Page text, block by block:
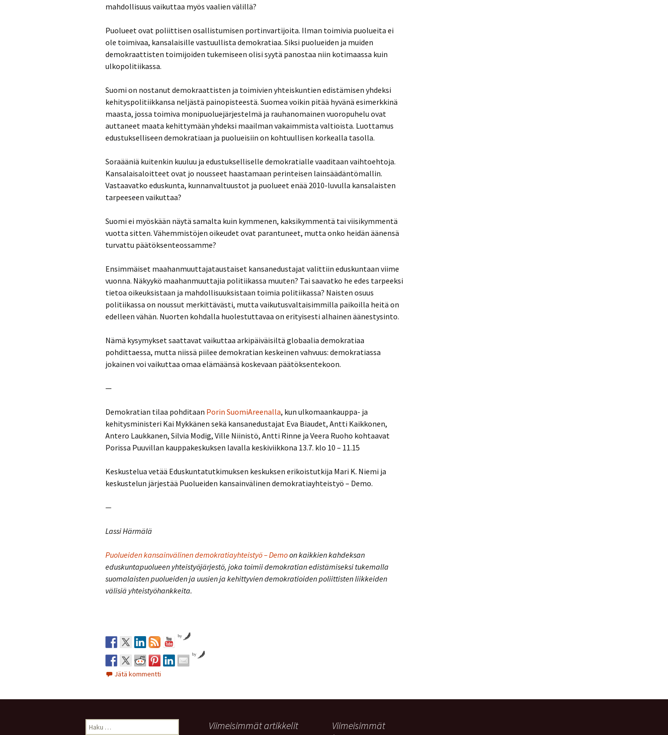
mahdollisuus vaikuttaa myös vaalien välillä?
Puolueet ovat poliittisen osallistumisen portinvartijoita. Ilman toimivia puolueita ei
ole toimivaa, kansalaisille vastuullista demokratiaa. Siksi puolueiden ja muiden
demokraattisten toimijoiden tukemiseen olisi syytä panostaa niin kotimaassa kuin
ulkopolitiikassa.
Suomi on nostanut demokraattisten ja toimivien yhteiskuntien edistämisen yhdeksi
kehityspolitiikkansa neljästä painopisteestä. Suomea voikin pitää hyvänä esimerkkinä
maasta, jossa toimiva monipuoluejärjestelmä ja rauhanomainen vuoropuhelu ovat
auttaneet maata kehittymään yhdeksi maailman vakaimmista valtioista. Luottamus
edustukselliseen demokratiaan ja puolueisiin on kohtuullisen korkealla tasolla.
Soraääniä kuitenkin kuuluu ja edustukselliselle demokratialle vaaditaan vaihtoehtoja.
Kansalaisaloitteet ovat jo nousseet haastamaan perinteisen lainsäädäntömallin.
Vastaavatko eduskunta, kunnanvaltuustot ja puolueet enää 2010-luvulla kansalaisten
tarpeeseen vaikuttaa?
Suomi ei myöskään näytä samalta kuin kymmenen, kaksikymmentä tai viisikymmentä
vuotta sitten. Vähemmistöjen oikeudet ovat parantuneet, mutta onko heidän äänensä
turvattu päätöksenteossamme?
Ensimmäiset maahanmuuttajataustaiset kansanedustajat valittiin eduskuntaan viime
vuonna. Näkyykö maahanmuuttajia politiikassa muuten? Tai saavatko he edes tarpeeksi
tietoa oikeuksistaan ja mahdollisuuksistaan toimia politiikassa? Naisten osuus
politiikassa on noussut merkittävästi, mutta vaikutusvaltaisimmilla paikoilla heitä on
edelleen vähän. Nuorten kohdalla huolestuttavaa on erityisesti alhainen äänestysinto.
Nämä kysymykset saattavat vaikuttaa arkipäiväisiltä globaalia demokratiaa
pohdittaessa, mutta niissä piilee demokratian keskeinen vahvuus: demokratiassa
jokainen voi vaikuttaa omaa elämäänsä koskevaan päätöksentekoon.
—
Demokratian tilaa pohditaan Porin SuomiAreenalla, kun ulkomaankauppa- ja
kehitysministeri Kai Mykkänen sekä kansanedustajat Eva Biaudet, Antti Kaikkonen,
Antero Laukkanen, Silvia Modig, Ville Niinistö, Antti Rinne ja Veera Ruoho kohtaavat
Porissa Puuvillan kauppakeskuksen lavalla keskiviikkona 13.7. klo 10 – 11.15
Keskustelua vetää Eduskuntatutkimuksen keskuksen erikoistutkija Mari K. Niemi ja
keskustelun järjestää Puolueiden kansainvälinen demokratiayhteistyö – Demo.
—
Lassi Härmälä
Puolueiden kansainvälinen demokratiayhteistyö – Demoon kaikkien kahdeksan
eduskuntapuolueen yhteistyöjärjestö, joka toimii demokratian edistämiseksi tukemalla
suomalaisten puolueiden ja uusien ja kehittyvien demokratioiden poliittisten liikkeiden
välisiä yhteistyöhankkeita.
by
by
Jätä kommentti
Haku: Viimeisimmät artikkelit
Viimeisimmät